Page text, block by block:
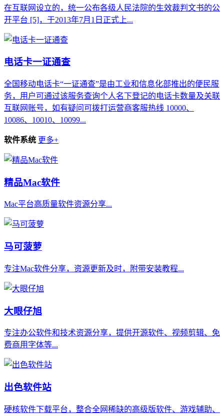
在互联网设立的，统一公布各级人民法院的生效裁判文书的公
开平台 [5]，于2013年7月1日正式上...
电话卡一证通查
全国移动电话卡“一证通查”是由工业和信息化部推出的便民服
务，用户可通过该服务查询个人名下登记的电话卡数量及关联
互联网账号，如有疑问可拨打运营商客服热线 10000、
10086、10010、10099...
软件系统 更多+
精品Mac软件
Mac平台高质量软件资源分享...
马可菠萝
专注Mac软件分享，资源更新及时，附带安装教程...
大眼仔旭
专注办公软件和技术资源分享，提供开源软件、视频剪辑、免
费商用字体等...
出色软件站
硬核软件下载平台，整合全网稀缺的高级版软件、游戏辅助、